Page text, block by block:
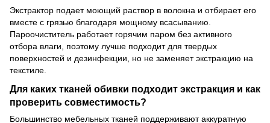
Экстрактор подает моющий раствор в волокна и отбирает его
вместе с грязью благодаря мощному всасыванию.
Пароочиститель работает горячим паром без активного
отбора влаги, поэтому лучше подходит для твердых
поверхностей и дезинфекции, но не заменяет экстракцию на
текстиле.
Для каких тканей обивки подходит экстракция и как
проверить совместимость?
Большинство мебельных тканей поддерживают аккуратную